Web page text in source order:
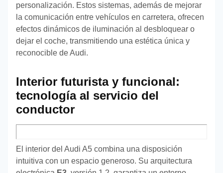
personalización. Estos sistemas, además de mejorar
la comunicación entre vehículos en carretera, ofrecen
efectos dinámicos de iluminación al desbloquear o
dejar el coche, transmitiendo una estética única y
reconocible de Audi.
Interior futurista y funcional:
tecnología al servicio del
conductor
El interior del Audi A5 combina una disposición
intuitiva con un espacio generoso. Su arquitectura